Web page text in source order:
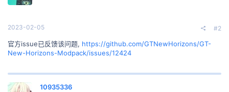
2023-02-05 #2
官方issue已反馈该问题, https://github.com/GTNewHorizons/GT-
New-Horizons-Modpack/issues/12424
10935336